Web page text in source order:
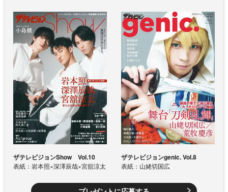
ザテレビジョンShow Vol.10
表紙：岩本照×深澤辰哉×宮舘涼太
ザテレビジョンgenic. Vol.8
表紙：山姥切国広